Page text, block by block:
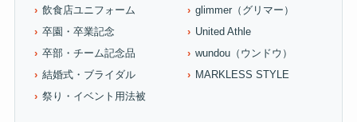
飲食店ユニフォーム
卒園・卒業記念
卒部・チーム記念品
結婚式・ブライダル
祭り・イベント用法被
glimmer（グリマー）
United Athle
wundou（ウンドウ）
MARKLESS STYLE